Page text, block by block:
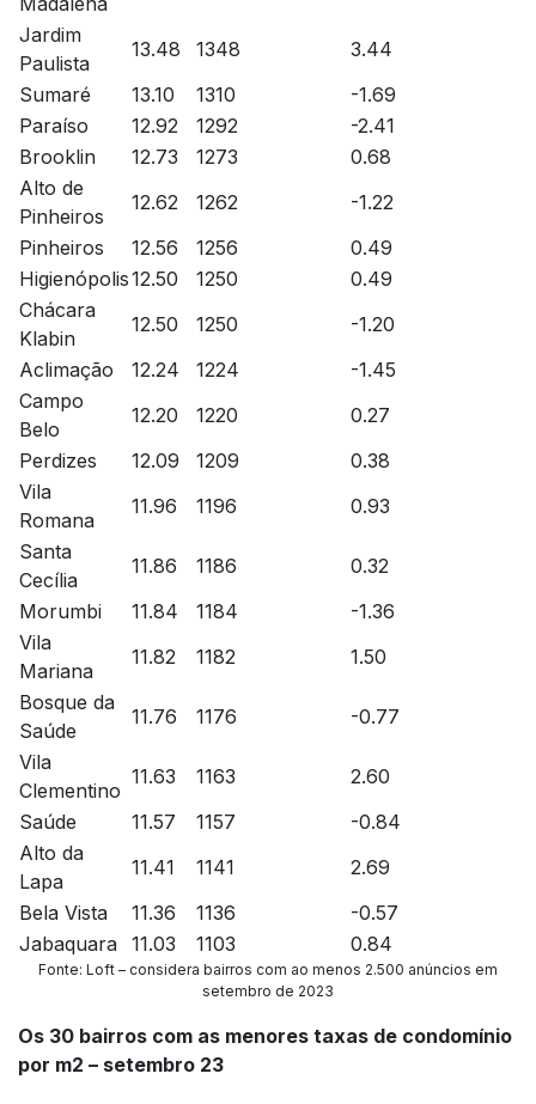
Jardim
Paulista
13.48 1348
3.44
Sumaré
13.10 1310
-1.69
Paraíso
12.92 1292
-2.41
Brooklin
12.73 1273
0.68
Alto de
Pinheiros
12.62 1262
-1.22
Pinheiros
12.56 1256
0.49
Higienópolis12.50 1250
0.49
Chácara
Klabin
12.50 1250
-1.20
Aclimação
12.24 1224
-1.45
Campo
Belo
12.20 1220
0.27
Perdizes
12.09 1209
0.38
Vila
Romana
11.96 1196
0.93
Santa
Cecília
11.86 1186
0.32
Morumbi
11.84 1184
-1.36
Vila
Mariana
11.82 1182
1.50
Bosque da
Saúde
11.76 1176
-0.77
Vila
Clementino
11.63 1163
2.60
Saúde
11.57 1157
-0.84
Alto da
Lapa
11.41 1141
2.69
Bela Vista
11.36 1136
-0.57
Jabaquara 11.03 1103 0.84
Fonte: Loft – considera bairros com ao menos 2.500 anúncios em
setembro de 2023
Os 30 bairros com as menores taxas de condomínio
por m2 – setembro 23